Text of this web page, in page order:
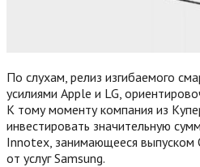
По слухам, релиз изгибаемого
усилиями Apple и LG,
К тому моменту компания из
инвестировать значительную
Innotex, занимающееся выпуском
от услуг Samsung.